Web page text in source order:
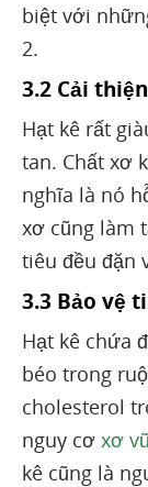
biệt với
2.
3.2 Cải
Hạt kê rất
tan. Chất xơ
nghĩa là nó
xơ cũng làm
tiêu đều đặn
3.3 Bảo vệ
Hạt kê chứa
béo trong
cholesterol
nguy cơ xơ
kê cũng là